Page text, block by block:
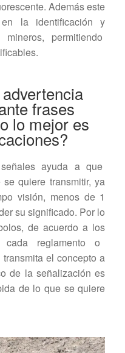
Además este
la identificación y
permitiendo
frases
lo mejor es
ayuda a que
quiere transmitir, ya
visión, menos de 1
su significado. Por lo
de acuerdo a los
cada reglamento o
el concepto a
de la señalización es
de lo que se quiere